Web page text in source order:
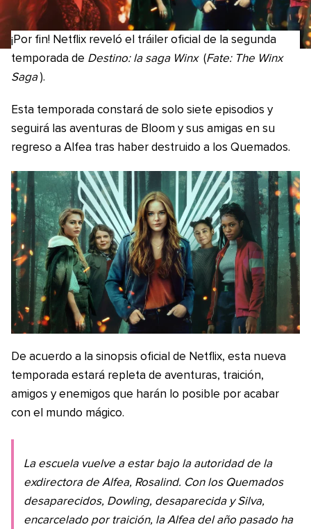
¡Por fin! Netflix reveló el tráiler oficial de la segunda
temporada de Destino: la saga Winx (Fate: The Winx
Saga ).
Esta temporada constará de solo siete episodios y
seguirá las aventuras de Bloom y sus amigas en su
regreso a Alfea tras haber destruido a los Quemados.
De acuerdo a la sinopsis oficial de Netflix, esta nueva
temporada estará repleta de aventuras, traición,
amigos y enemigos que harán lo posible por acabar
con el mundo mágico.
La escuela vuelve a estar bajo la autoridad de la
exdirectora de Alfea, Rosalind. Con los Quemados
desaparecidos, Dowling, desaparecida y Silva,
encarcelado por traición, la Alfea del año pasado ha